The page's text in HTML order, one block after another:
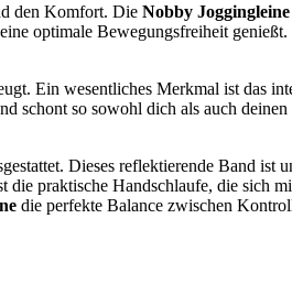
den Komfort. Die Nobby
optimale Bewegungsfreiheit
Ein wesentliches Merkmal ist das
schont so sowohl dich als auch
Dieses reflektierende Band ist
praktische Handschlaufe, die sich
die perfekte Balance zwischen